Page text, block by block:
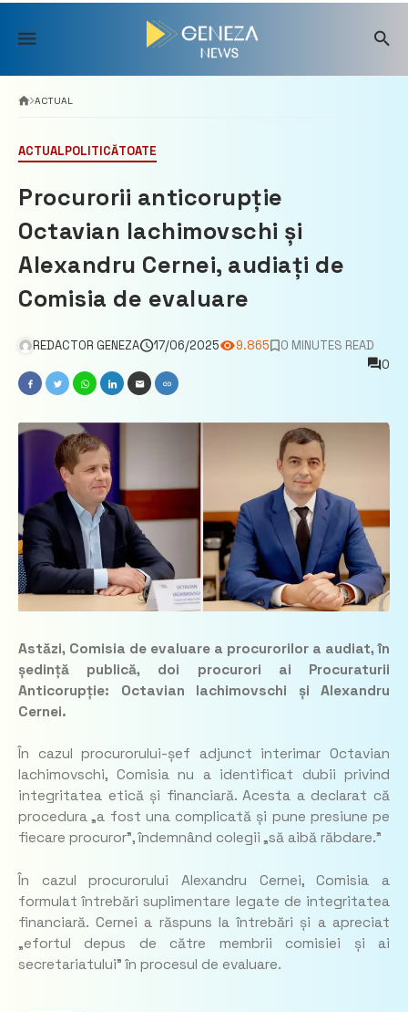
Skip
content
ACTUAL
ACTUALPOLITICĂTOATE
Procurorii anticorupție
Octavian Iachimovschi și
Alexandru Cernei, audiați de
Comisia de evaluare
REDACTOR GENEZA 17/06/2025 9.865
0 MINUTES READ
0
Astăzi, Comisia de evaluare a procurorilor a audiat, în
ședință publică, doi procurori ai Procuraturii
Anticorupție: Octavian Iachimovschi și Alexandru
Cernei.
În cazul procurorului-șef adjunct interimar Octavian
Iachimovschi, Comisia nu a identificat dubii privind
integritatea etică și financiară. Acesta a declarat că
procedura „a fost una complicată și pune presiune pe
fiecare procuror”, îndemnând colegii „să aibă răbdare.”
În cazul procurorului Alexandru Cernei, Comisia a
formulat întrebări suplimentare legate de integritatea
financiară. Cernei a răspuns la întrebări și a apreciat
„efortul depus de către membrii comisiei și ai
secretariatului” în procesul de evaluare.